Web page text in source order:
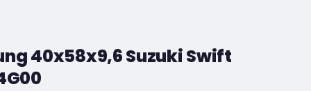
40x58x9,6 Suzuki Swift